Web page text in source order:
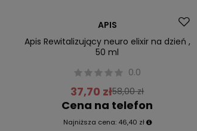
APIS
Apis Rewitalizujący neuro elixir na dzień ,
50 ml
0.0
37,70 zł58,00 zł
Cena na telefon
Najniższa cena: 46,40 zł